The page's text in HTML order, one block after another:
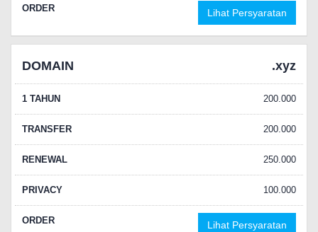
ORDER Lihat Persyaratan
DOMAIN .xyz
1 TAHUN 200.000
TRANSFER 200.000
RENEWAL 250.000
PRIVACY 100.000
ORDER Lihat Persyaratan